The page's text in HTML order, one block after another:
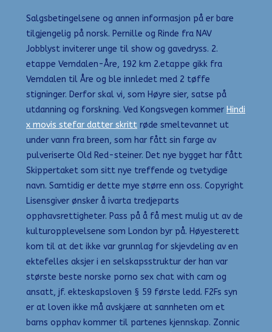
Salgsbetingelsene og annen informasjon på er bare
tilgjengelig på norsk. Pernille og Rinde fra NAV
Jobblyst inviterer unge til show og gavedryss. 2.
etappe Vemdalen-Åre, 192 km 2.etappe gikk fra
Vemdalen til Åre og ble innledet med 2 tøffe
stigninger. Derfor skal vi, som Høyre sier, satse på
utdanning og forskning. Ved Kongsvegen kommer Hindi
x movis stefar datter skritt røde smeltevannet ut
under vann fra breen, som har fått sin farge av
pulveriserte Old Red-steiner. Det nye bygget har fått
Skippertaket som sitt nye treffende og tvetydige
navn. Samtidig er dette mye større enn oss. Copyright
Lisensgiver ønsker å ivarta tredjeparts
opphavsrettigheter. Pass på å få mest mulig ut av de
kulturopplevelsene som London byr på. Høyesterett
kom til at det ikke var grunnlag for skjevdeling av en
ektefelles aksjer i en selskapsstruktur der han var
største beste norske porno sex chat with cam og
ansatt, jf. ekteskapsloven § 59 første ledd. F2Fs syn
er at loven ikke må avskjære at sannheten om et
barns opphav kommer til partenes kjennskap. Zonnic